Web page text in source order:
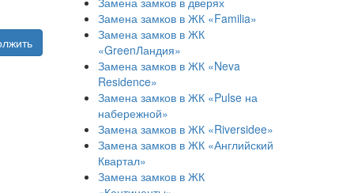
Замена замков в ЖК «Familia»
Замена замков в ЖК
«GreenЛандия»
Замена замков в ЖК «Neva
Residence»
Замена замков в ЖК «Pulse на
набережной»
Замена замков в ЖК «Riversidee»
Замена замков в ЖК «Английский
Квартал»
Замена замков в ЖК